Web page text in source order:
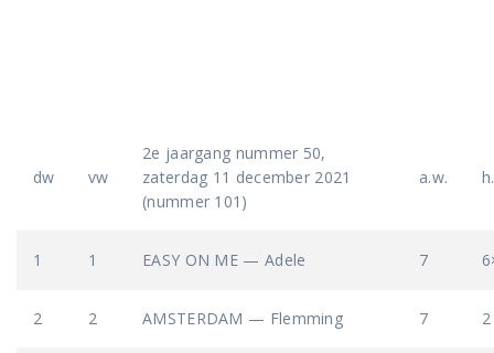
dw vw
2e jaargang nummer 50,
zaterdag 11 december 2021
(nummer 101)
a.w.
1 1 EASY ON ME — Adele 7
2 2 AMSTERDAM — Flemming 7 2